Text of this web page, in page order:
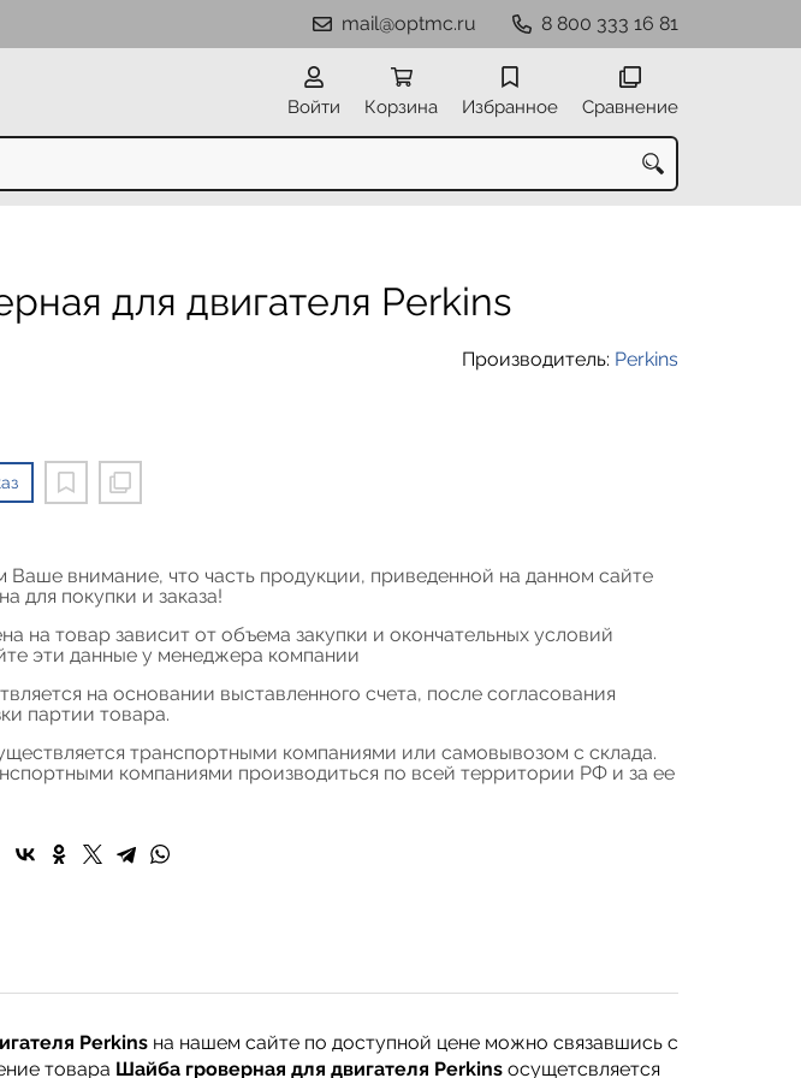
8 800 333 16 81
mail@optmc.ru
Войти Корзина Избранное Сравнение
для двигателя Perkins
Производитель: Perkins
внимание, что часть продукции, приведенной на данном сайте
для покупки и заказа!
на товар зависит от объема закупки и окончательных условий
эти данные у менеджера компании
на основании выставленного счета, после согласования
партии товара.
транспортными компаниями или самовывозом с склада.
компаниями производиться по всей территории РФ и за ее
Perkins на нашем сайте по доступной цене можно связавшись с
товара Шайба гроверная для двигателя Perkins осущетсвляется